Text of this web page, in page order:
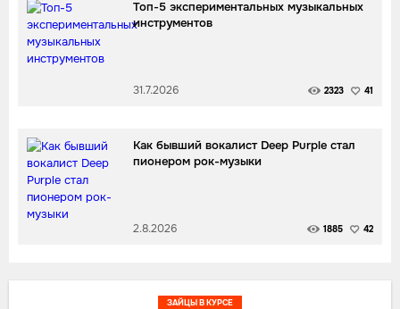
Топ-5 экспериментальных музыкальных
инструментов
31.7.2026 2323 41
Как бывший вокалист Deep Purple стал
пионером рок-музыки
2.8.2026 1885 42
ЗАЙЦЫ В КУРСЕ